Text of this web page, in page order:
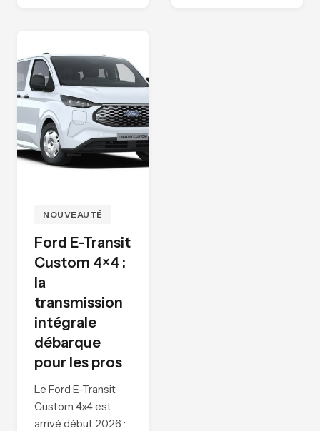
NOUVEAUTÉ
Ford E-Transit
Custom 4×4 :
la
transmission
intégrale
débarque
pour les pros
Le Ford E-Transit
Custom 4x4 est
arrivé début 2026 :